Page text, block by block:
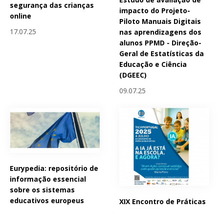
segurança das crianças
online
17.07.25
impacto do Projeto-
Piloto Manuais Digitais
nas aprendizagens dos
alunos PPMD - Direção-
Geral de Estatísticas da
Educação e Ciência
(DGEEC)
09.07.25
Eurypedia: repositório de
informação essencial
sobre os sistemas
educativos europeus
XIX Encontro de Práticas